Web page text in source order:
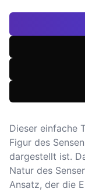
Dieser einfache
Figur des
dargestellt ist.
Natur des
Ansatz, der die